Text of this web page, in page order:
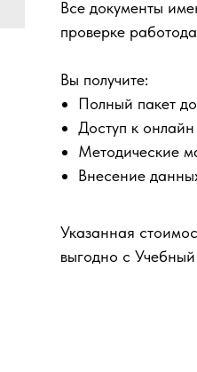
Все документы
проверке
Вы получите:
Полный пакет
Доступ к
Методические
Внесение
Указанная
выгодно с